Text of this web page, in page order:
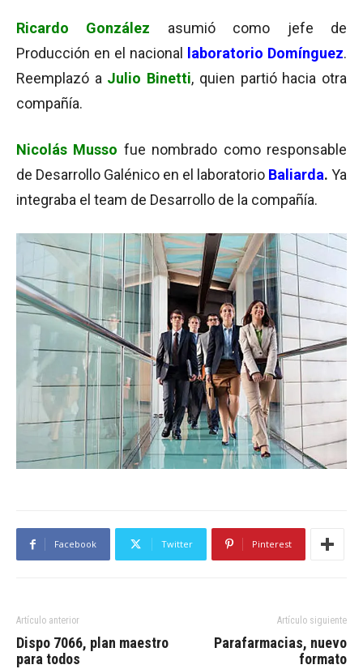
Ricardo González
asumió como jefe de
Producción en el nacional
laboratorio Domínguez.
Reemplazó a Julio Binetti, quien partió hacia otra
compañía.
Nicolás Musso fue nombrado como responsable
de Desarrollo Galénico en el laboratorio Baliarda. Ya
integraba el team de Desarrollo de la compañía.
Facebook Twitter Pinterest
Artículo anterior
Dispo 7066, plan maestro
para todos
Artículo siguiente
Parafarmacias, nuevo
formato